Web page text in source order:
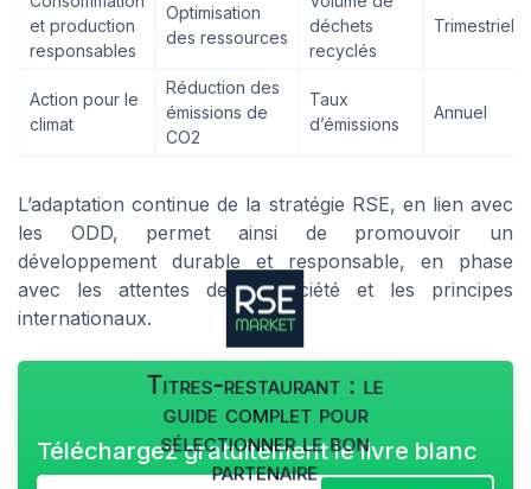
et production
responsables
Optimisation
des ressources
déchets
recyclés
Trimestriel
Action pour le
climat
Réduction des
émissions de
CO2
Taux
d’émissions
Annuel
L’adaptation continue de la stratégie RSE, en lien avec
les ODD, permet ainsi de promouvoir un
développement durable et responsable, en phase
avec les attentes de la société et les principes
internationaux.
Titres-restaurant : le
guide complet pour
sélectionner le bon
partenaire
Téléchargez gratuitement le livre blanc